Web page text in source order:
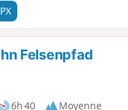
Felsenpfad
6h 40
Moyenne